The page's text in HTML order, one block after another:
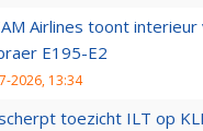
Airlines toont interieur
E195-E2
2026, 13:34
toezicht ILT op